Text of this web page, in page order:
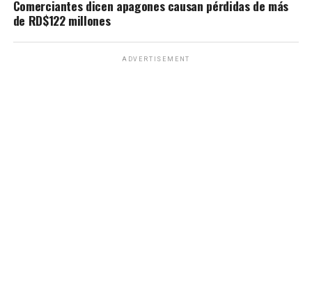
Comerciantes dicen apagones causan pérdidas de más
de RD$122 millones
ADVERTISEMENT